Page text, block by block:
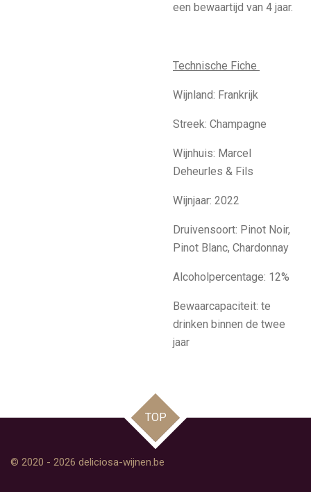
een bewaartijd van 4 jaar.
Technische Fiche
Wijnland: Frankrijk
Streek: Champagne
Wijnhuis: Marcel
Deheurles & Fils
Wijnjaar: 2022
Druivensoort: Pinot Noir,
Pinot Blanc, Chardonnay
Alcoholpercentage: 12%
Bewaarcapaciteit: te
drinken binnen de twee
jaar
TOP
© 2020 - 2026 deliciosa-wijnen.be